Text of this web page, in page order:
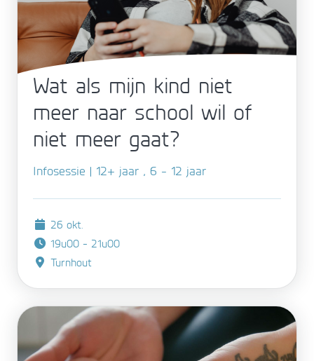
Wat als mijn kind niet
meer naar school wil of
niet meer gaat?
Infosessie | 12+ jaar , 6 - 12 jaar
26 okt.
19u00 - 21u00
Turnhout